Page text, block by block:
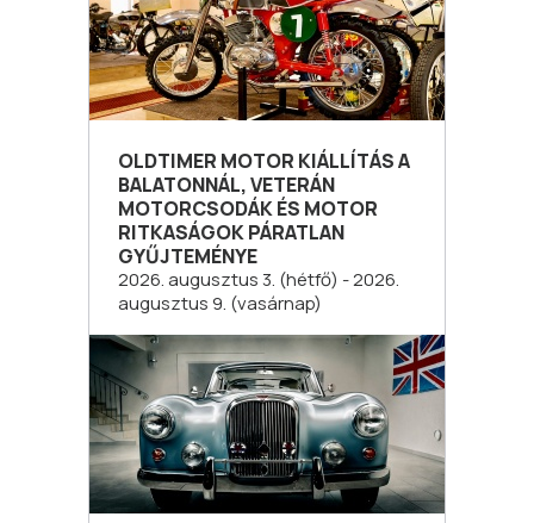
OLDTIMER MOTOR KIÁLLÍTÁS A
BALATONNÁL, VETERÁN
MOTORCSODÁK ÉS MOTOR
RITKASÁGOK PÁRATLAN
GYŰJTEMÉNYE
2026. augusztus 3. (hétfő) - 2026.
augusztus 9. (vasárnap)